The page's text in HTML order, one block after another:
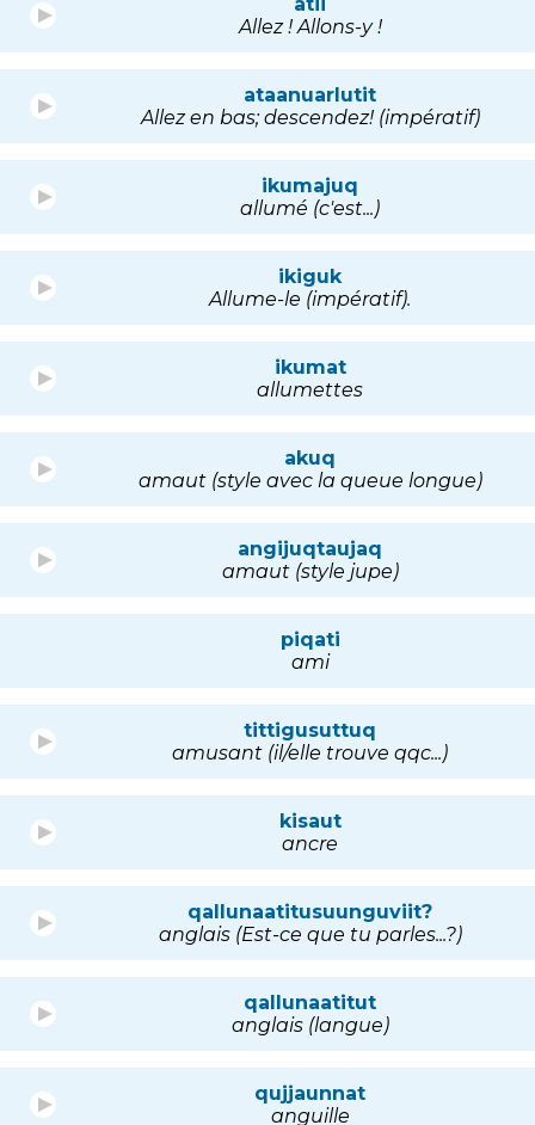
Allez ! Allons-y !
ataanuarlutit
Allez en bas; descendez! (impératif)
ikumajuq
allumé (c'est...)
ikiguk
Allume-le (impératif).
ikumat
allumettes
akuq
amaut (style avec la queue longue)
angijuqtaujaq
amaut (style jupe)
piqati
ami
tittigusuttuq
amusant (il/elle trouve qqc...)
kisaut
ancre
qallunaatitusuunguviit?
anglais (Est-ce que tu parles...?)
qallunaatitut
anglais (langue)
qujjaunnat
anguille